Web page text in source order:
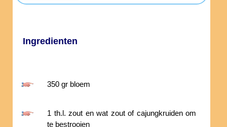
Ingredienten
350 gr bloem
1 th.l. zout en wat zout of cajungkruiden om
te bestrooien